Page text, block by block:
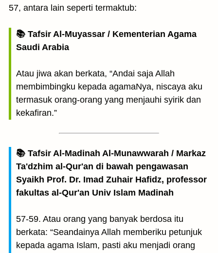
57, antara lain seperti termaktub:
📚 Tafsir Al-Muyassar / Kementerian Agama
Saudi Arabia
Atau jiwa akan berkata, “Andai saja Allah
membimbingku kepada agamaNya, niscaya aku
termasuk orang-orang yang menjauhi syirik dan
kekafiran.”
📚 Tafsir Al-Madinah Al-Munawwarah / Markaz
Ta'dzhim al-Qur'an di bawah pengawasan
Syaikh Prof. Dr. Imad Zuhair Hafidz, professor
fakultas al-Qur'an Univ Islam Madinah
57-59. Atau orang yang banyak berdosa itu
berkata: “Seandainya Allah memberiku petunjuk
kepada agama Islam, pasti aku menjadi orang